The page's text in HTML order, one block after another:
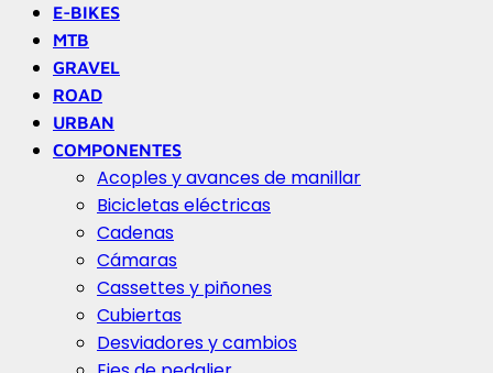
E-BIKES
MTB
GRAVEL
ROAD
URBAN
COMPONENTES
Acoples y avances de manillar
Bicicletas eléctricas
Cadenas
Cámaras
Cassettes y piñones
Cubiertas
Desviadores y cambios